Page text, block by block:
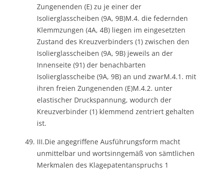
Zungenenden (E) zu je einer der
Isolierglasscheiben (9A, 9B)M.4. die federnden
Klemmzungen (4A, 4B) liegen im eingesetzten
Zustand des Kreuzverbinders (1) zwischen den
Isolierglasscheiben (9A, 9B) jeweils an der
Innenseite (91) der benachbarten
Isolierglasscheibe (9A, 9B) an und zwarM.4.1. mit
ihren freien Zungenenden (E)M.4.2. unter
elastischer Druckspannung, wodurch der
Kreuzverbinder (1) klemmend zentriert gehalten
ist.
III.Die angegriffene Ausführungsform macht
unmittelbar und wortsinngemäß von sämtlichen
Merkmalen des Klagepatentanspruchs 1